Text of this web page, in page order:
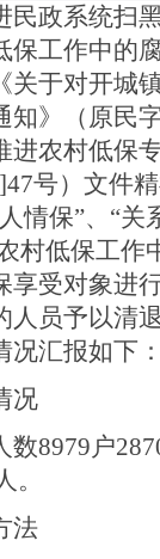
民政系统扫
保工作中的
关于对开城
知》（原民
进农村低保
号）文件
情保”、“关
村低保工作
享受对象进
人员予以清
汇报如下：
况
数8979户
。
法